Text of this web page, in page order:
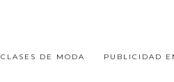
CLASES DE MODA PUBLICIDAD